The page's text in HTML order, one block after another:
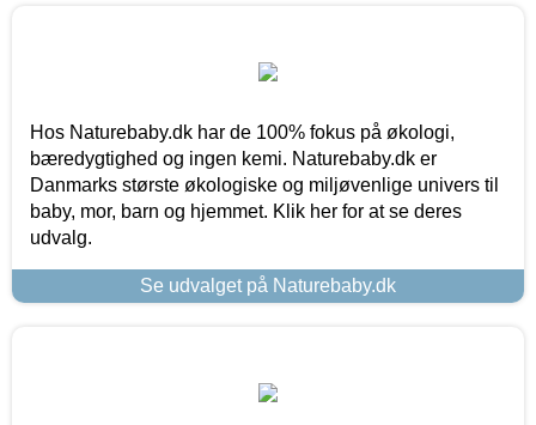
Hos Naturebaby.dk har de 100% fokus på økologi,
bæredygtighed og ingen kemi. Naturebaby.dk er
Danmarks største økologiske og miljøvenlige univers til
baby, mor, barn og hjemmet. Klik her for at se deres
udvalg.
Se udvalget på Naturebaby.dk